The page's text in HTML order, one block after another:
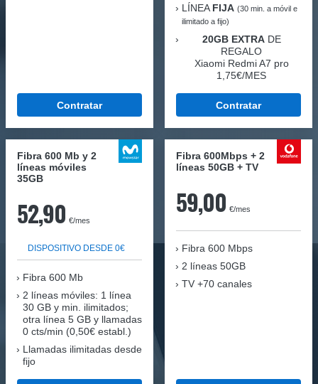
Contratar
LÍNEA FIJA (30 min. a móvil e
ilimitado a fijo)
20GB EXTRADE
REGALO
Xiaomi Redmi A7 pro
1,75€/MES
Contratar
Fibra 600 Mb y 2
líneas móviles
35GB
52,90 €/mes
DISPOSITIVO DESDE 0€
Fibra 600 Mb
2 líneas móviles: 1 línea
30 GB y min. ilimitados;
otra línea 5 GB y llamadas
0 cts/min (0,50€ establ.)
Llamadas ilimitadas desde
fijo
Fibra 600Mbps + 2
líneas 50GB + TV
59,00 €/mes
Fibra 600 Mbps
2 líneas 50GB
TV +70 canales